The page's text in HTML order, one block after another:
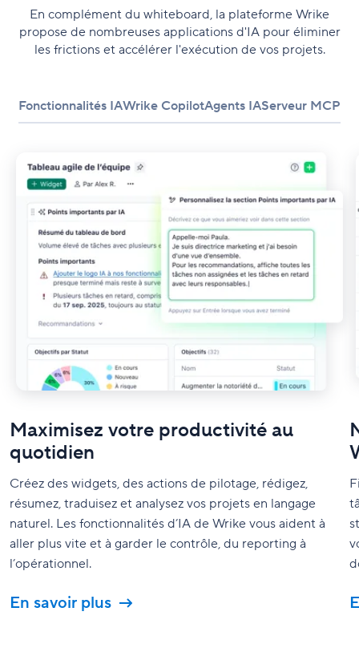
En complément du whiteboard, la plateforme Wrike
propose de nombreuses applications d'IA pour éliminer
les frictions et accélérer l'exécution de vos projets.
Fonctionnalités IAWrike CopilotAgents IAServeur MCP
Maximisez votre productivité au
quotidien
Créez des widgets, des actions de pilotage, rédigez,
résumez, traduisez et analysez vos projets en langage
naturel. Les fonctionnalités d’IA de Wrike vous aident à
aller plus vite et à garder le contrôle, du reporting à
l’opérationnel.
En savoir plus